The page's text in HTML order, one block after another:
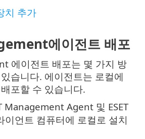
치 추가
에이전트 배포
에이전트 배포는 몇 가지 방
습니다. 에이전트는 로컬에
포할 수 있습니다.
Management Agent 및 ESET
이언트 컴퓨터에 로컬로 설치